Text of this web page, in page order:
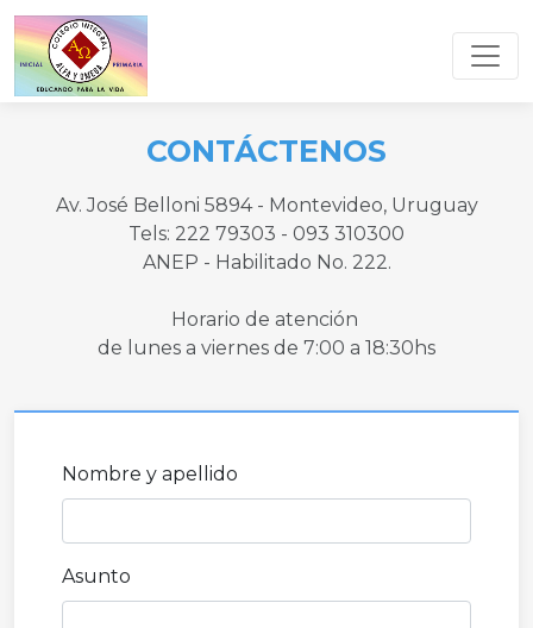
CONTÁCTENOS
Av. José Belloni 5894 - Montevideo, Uruguay
Tels: 222 79303 - 093 310300
ANEP - Habilitado No. 222.
Horario de atención
de lunes a viernes de 7:00 a 18:30hs
Nombre y apellido
Asunto